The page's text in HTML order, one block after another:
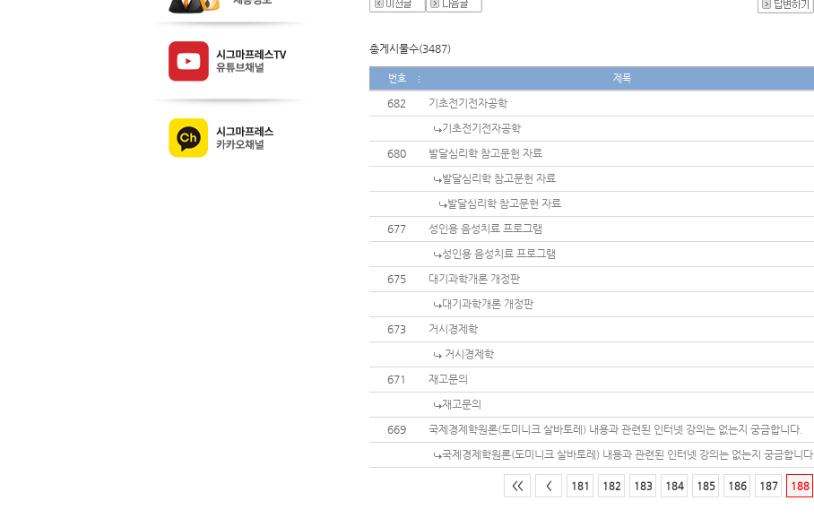
총게시물수(3487)
번호 제목
682 기초전기전자공학
기초전기전자공학
680
발달심리학 참고문헌 자료
발달심리학 참고문헌 자료
발달심리학 참고문헌 자료
677
성인용 음성치료 프로그램
성인용 음성치료 프로그램
675
대기과학개론 개정판
대기과학개론 개정판
673
거시경제학
거시경제학
671
재고문의
재고문의
669
국제경제학원론(도미니크 살바토레) 내용과 관련된 인터넷 강의는 없는지 궁금합니다.
국제경제학원론(도미니크 살바토레) 내용과 관련된 인터넷 강의는 없는지 궁금합니다.
<< < 181 182 183 184 185 186 187 188